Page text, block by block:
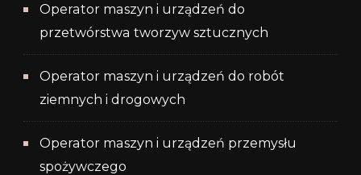
Operator maszyn i urządzeń do
przetwórstwa tworzyw sztucznych
Operator maszyn i urządzeń do robót
ziemnych i drogowych
Operator maszyn i urządzeń przemysłu
spożywczego